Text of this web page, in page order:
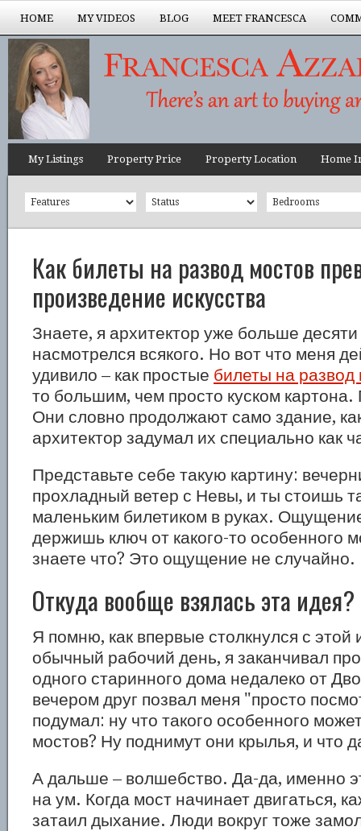
HOME MY VIDEOS BLOG MEET FRANCESCA
My Listings Property Price Property Location Home
Как билеты на развод мостов
произведение искусства
Знаете, я архитектор уже больше
насмотрелся всякого. Но вот что меня
удивило – как простые билеты на развод
то большим, чем просто куском
Они словно продолжают само здание,
архитектор задумал их специально как
Представьте себе такую картину:
прохладный ветер с Невы, и ты стоишь
маленьким билетиком в руках.
держишь ключ от какого-то особенного
знаете что? Это ощущение не случайно.
Откуда вообще взялась эта идея?
Я помню, как впервые столкнулся с
обычный рабочий день, я заканчивал
одного старинного дома недалеко от
вечером друг позвал меня "просто
подумал: ну что такого особенного
мостов? Ну поднимут они крылья, и что
А дальше – волшебство. Да-да, именно
на ум. Когда мост начинает двигаться,
затаил дыхание. Люди вокруг тоже